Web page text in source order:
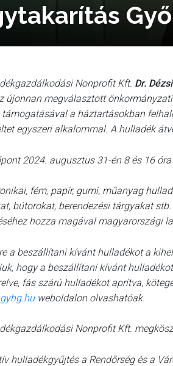
Nonprofit Kft. Dr.
újonnan megválasztott
a háztartásokban
egyszeri alkalommal. A hulladék
2024. augusztus 31-én 8 és 16
fém, papír, gumi, műanyag
bútorokat, berendezési tárgyakat
hozza magával magyarországi
a beszállítani kívánt hulladékot a
hogy a beszállítani kívánt
fás szárú hulladékot aprítva,
weboldalon olvashatóak.
Nonprofit Kft.
hulladékgyűjtés a Rendőrség és a